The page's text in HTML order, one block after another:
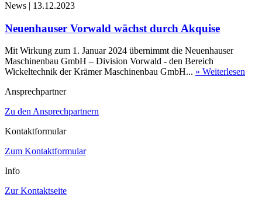
News | 13.12.2023
Neuenhauser Vorwald wächst durch Akquise
Mit Wirkung zum 1. Januar 2024 übernimmt die Neuenhauser
Maschinenbau GmbH – Division Vorwald - den Bereich
Wickeltechnik der Krämer Maschinenbau GmbH... » Weiterlesen
Ansprechpartner
Zu den Ansprechpartnern
Kontaktformular
Zum Kontaktformular
Info
Zur Kontaktseite